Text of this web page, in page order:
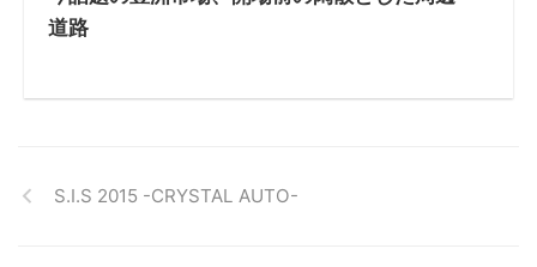
道路
S.I.S 2015 -CRYSTAL AUTO-